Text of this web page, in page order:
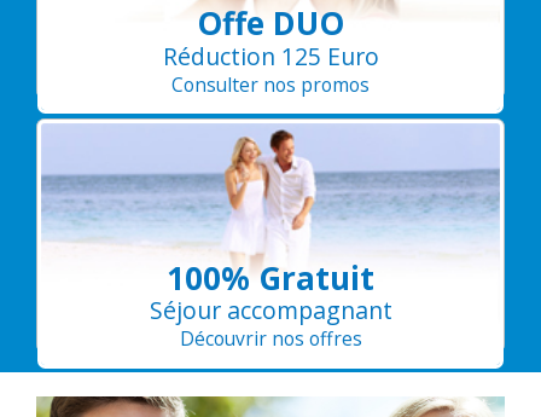
Offe DUO
Réduction 125 Euro
Consulter nos promos
100% Gratuit
Séjour accompagnant
Découvrir nos offres